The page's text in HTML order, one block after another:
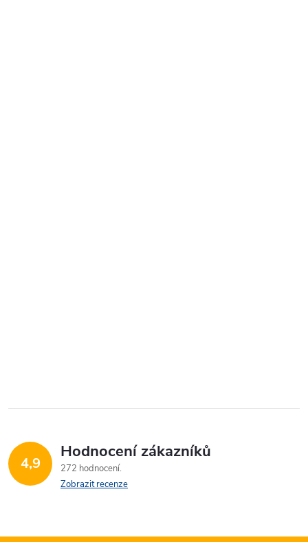
4,9
Hodnocení zákazníků
272 hodnocení
Zobrazit recenze